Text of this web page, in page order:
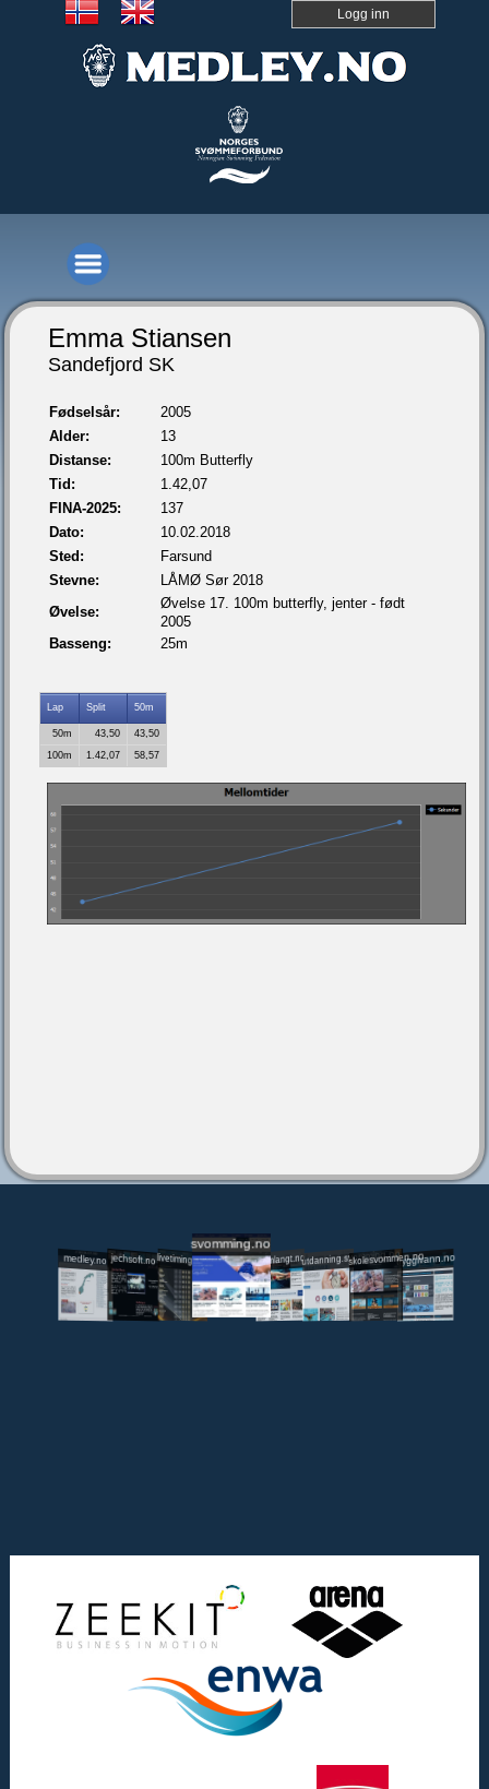
Logg inn
Emma Stiansen
Sandefjord SK
Fødselsår:
2005
Alder:
13
Distanse:
100m Butterfly
Tid:
1.42,07
FINA-2025:
137
Dato:
10.02.2018
Sted:
Farsund
Stevne:
LÅMØ Sør 2018
Øvelse:
Øvelse 17. 100m butterfly, jenter - født
2005
Basseng:
25m
Lap Split 50m
50m 43,50
43,50
100m
1.42,07 58,57
medley.no jechsoft.nolivetiming.medley.no
svomming.no
svomlangt.noutdanning.svomming.no
skolesvommen.notryggivann.no